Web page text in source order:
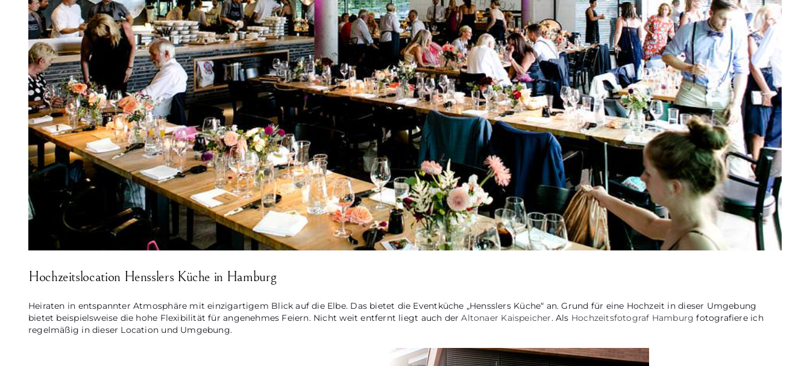
Hochzeitslocation Hensslers Küche in Hamburg
Heiraten in entspannter Atmosphäre mit einzigartigem Blick auf die Elbe. Das bietet die Eventküche „Hensslers Küche“ an. Grund für eine Hochzeit in dieser Umgebung
bietet beispielsweise die hohe Flexibilität für angenehmes Feiern. Nicht weit entfernt liegt auch derAltonaer Kaispeicher. Als Hochzeitsfotograf Hamburg fotografiere ich
regelmäßig in dieser Location und Umgebung.